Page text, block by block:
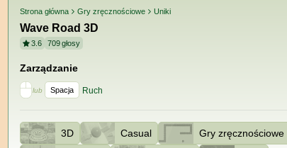
Strona główna Gry zręcznościowe Uniki
Wave Road 3D
3.6 709głosy
Zarządzanie
lub Spacja Ruch
3D Casual Gry zręcznościowe